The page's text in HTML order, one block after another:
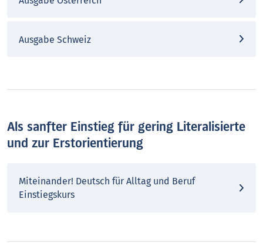
Ausgabe Schweiz
Als sanfter Einstieg für gering Literalisierte
und zur Erstorientierung
Miteinander! Deutsch für Alltag und Beruf
Einstiegskurs